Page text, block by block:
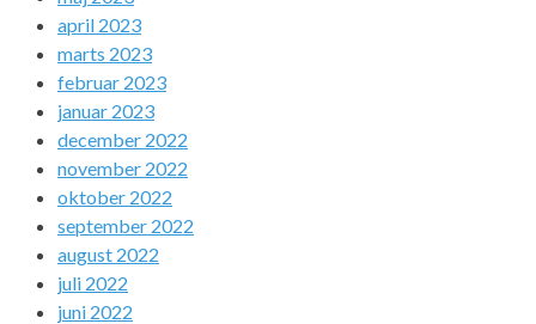
april 2023
marts 2023
februar 2023
januar 2023
december 2022
november 2022
oktober 2022
september 2022
august 2022
juli 2022
juni 2022